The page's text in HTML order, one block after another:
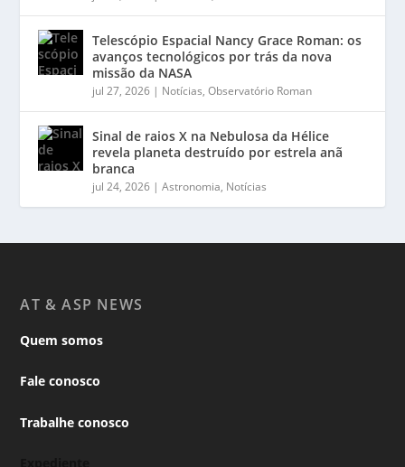
Telescópio Espacial Nancy Grace Roman: os
avanços tecnológicos por trás da nova
missão da NASA
jul 27, 2026 | Notícias,Observatório Roman
Sinal de raios X na Nebulosa da Hélice
revela planeta destruído por estrela anã
branca
jul 24, 2026 |Astronomia, Notícias
AT & ASP NEWS
Quem somos
Fale conosco
Trabalhe conosco